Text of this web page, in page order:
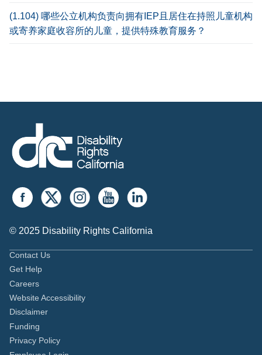
(1.104) 哪些公立机构负责向拥有IEP且居住在持照儿童机构
或寄养家庭收容所的儿童，提供特殊教育服务？
© 2025 Disability Rights California
Contact Us
Get Help
Careers
Website Accessibility
Disclaimer
Funding
Privacy Policy